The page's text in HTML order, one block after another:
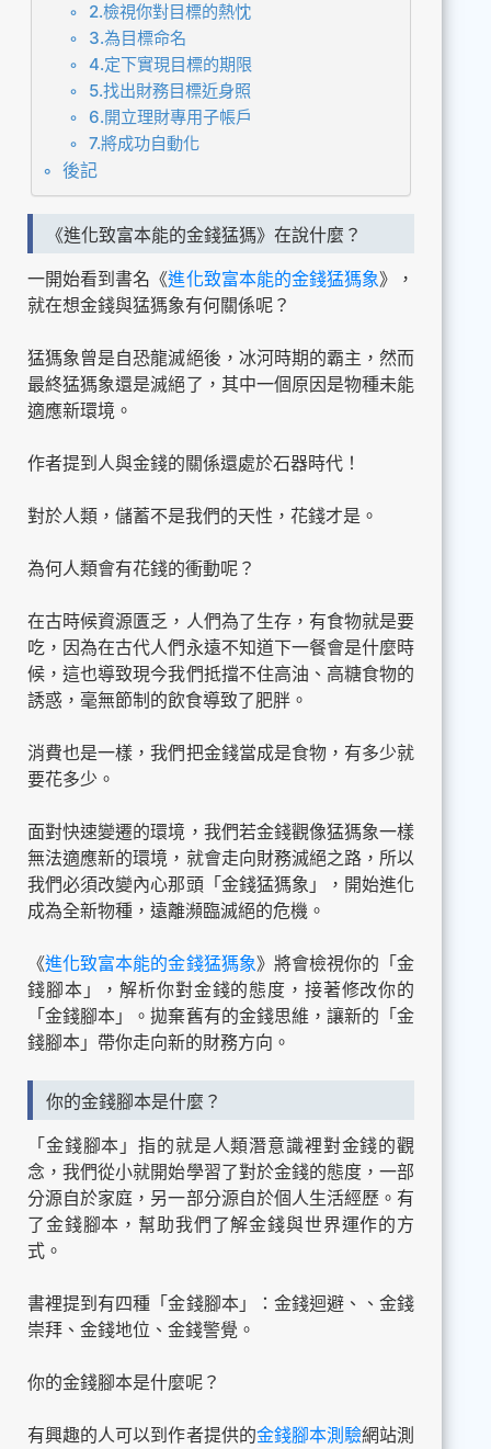
2.檢視你對目標的熱忱
3.為目標命名
4.定下實現目標的期限
5.找出財務目標近身照
6.開立理財專用子帳戶
7.將成功自動化
後記
《進化致富本能的金錢猛獁》在說什麼？
一開始看到書名《進化致富本能的金錢猛獁象》，
就在想金錢與猛獁象有何關係呢？
猛獁象曾是自恐龍滅絕後，冰河時期的霸主，然而
最終猛獁象還是滅絕了，其中一個原因是物種未能
適應新環境。
作者提到人與金錢的關係還處於石器時代！
對於人類，儲蓄不是我們的天性，花錢才是。
為何人類會有花錢的衝動呢？
在古時候資源匱乏，人們為了生存，有食物就是要
吃，因為在古代人們永遠不知道下一餐會是什麼時
候，這也導致現今我們抵擋不住高油、高糖食物的
誘惑，毫無節制的飲食導致了肥胖。
消費也是一樣，我們把金錢當成是食物，有多少就
要花多少。
面對快速變遷的環境，我們若金錢觀像猛獁象一樣
無法適應新的環境，就會走向財務滅絕之路，所以
我們必須改變內心那頭「金錢猛獁象」，開始進化
成為全新物種，遠離瀕臨滅絕的危機。
《進化致富本能的金錢猛獁象》將會檢視你的「金
錢腳本」，解析你對金錢的態度，接著修改你的
「金錢腳本」。拋棄舊有的金錢思維，讓新的「金
錢腳本」帶你走向新的財務方向。
你的金錢腳本是什麼？
「金錢腳本」指的就是人類潛意識裡對金錢的觀
念，我們從小就開始學習了對於金錢的態度，一部
分源自於家庭，另一部分源自於個人生活經歷。有
了金錢腳本，幫助我們了解金錢與世界運作的方
式。
書裡提到有四種「金錢腳本」：金錢迴避、、金錢
崇拜、金錢地位、金錢警覺。
你的金錢腳本是什麼呢？
有興趣的人可以到作者提供的金錢腳本測驗網站測